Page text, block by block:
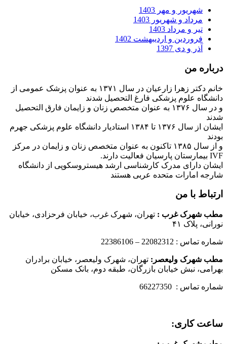
شهریور و مهر 1403
مرداد و شهریور 1403
تیر و مرداد 1403
فروردین و اردیبهشت 1402
آذر و دی 1397
درباره من
خانم دکتر زهرا زارعیان در سال ۱۳۷۱ به عنوان پزشک عمومی از
دانشگاه علوم پزشکی فارغ التحصیل شدند
و در سال ۱۳۷۶ به عنوان متخصص زنان و زایمان فارق التحصیل
شدند
ایشان از سال ۱۳۷۶ تا ۱۳۸۴ استادیار دانشگاه علوم پزشکی جهرم
بودند
و از سال ۱۳۸۵ تاکنون به عنوان متخصص زنان و زایمان در مرکز
IVF بیمارستان پارسیان فعالیت دارند.
ایشان دارای مدرک کارشناسی ارشد هیستروسکوپی از دانشگاه
شارجه امارات متحده عربی هستند
ارتباط با من
مطب شهرک غرب : تهران، شهرک غرب، خیابان فرحزادی، خیابان
نورانی، پلاک ۴۱
شماره تماس : 22082312 – 22386106
مطب شهرک ولیعصر: تهران، شهرک ولیعصر، خیابان برادران
بهرامی، نبش خیابان بازرگان، طبقه دوم، بانک مسکن
شماره تماس : 66227350
ساعت کاری: